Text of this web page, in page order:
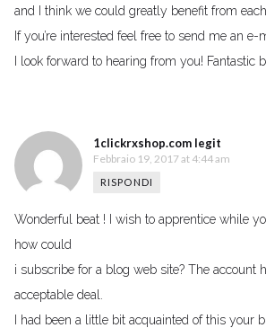
and I think we could greatly benefit from
If you’re interested feel free to send me an e-
I look forward to hearing from you! Fantastic
1clickrxshop.com legit
Febbraio 19, 2017 at 4:44 am
RISPONDI
Wonderful beat ! I wish to apprentice while
how could
i subscribe for a blog web site? The account
acceptable deal.
I had been a little bit acquainted of this your